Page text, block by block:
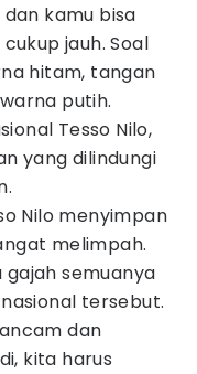
kamu bisa
jauh. Soal
hitam, tangan
putih.
Tesso Nilo,
yang dilindungi
Nilo menyimpan
melimpah.
gajah semuanya
tersebut.
dan
kita harus